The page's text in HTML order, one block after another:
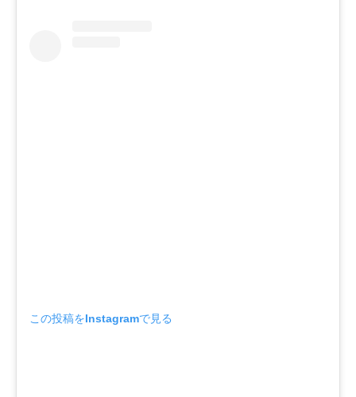
この投稿をInstagramで見る